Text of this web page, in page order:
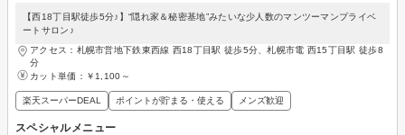
【西18丁目駅徒歩5分♪】“隠れ家＆秘密基地”みたいな少人数のマンツーマンプライベ
ートサロン♪
アクセス：札幌市営地下鉄東西線 西18丁目駅 徒歩5分、札幌市電 西15丁目駅 徒歩8
分
カット単価： ￥1,100～
楽天スーパーDEAL ポイントが貯まる・使える メンズ歓迎
スペシャルメニュー